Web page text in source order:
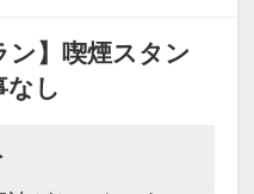
ン】喫煙スタン
し